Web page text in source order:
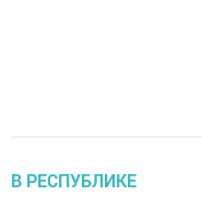
В РЕСПУБЛИКЕ